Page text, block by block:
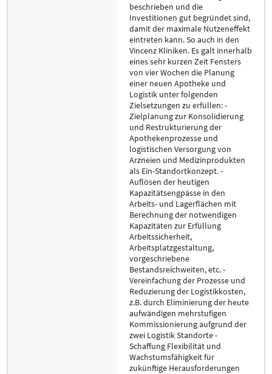
beschrieben und die
Investitionen gut begründet sind,
damit der maximale Nutzeneffekt
eintreten kann. So auch in den
Vincenz Kliniken. Es galt innerhalb
eines sehr kurzen Zeit Fensters
von vier Wochen die Planung
einer neuen Apotheke und
Logistik unter folgenden
Zielsetzungen zu erfüllen: -
Zielplanung zur Konsolidierung
und Restrukturierung der
Apothekenprozesse und
logistischen Versorgung von
Arzneien und Medizinprodukten
als Ein-Standortkonzept. -
Auflösen der heutigen
Kapazitätsengpässe in den
Arbeits- und Lagerflächen mit
Berechnung der notwendigen
Kapazitäten zur Erfüllung
Arbeitssicherheit,
Arbeitsplatzgestaltung,
vorgeschriebene
Bestandsreichweiten, etc. -
Vereinfachung der Prozesse und
Reduzierung der Logistikkosten,
z.B. durch Eliminierung der heute
aufwändigen mehrstufigen
Kommissionierung aufgrund der
zwei Logistik Standorte -
Schaffung Flexibilität und
Wachstumsfähigkeit für
zukünftige Herausforderungen